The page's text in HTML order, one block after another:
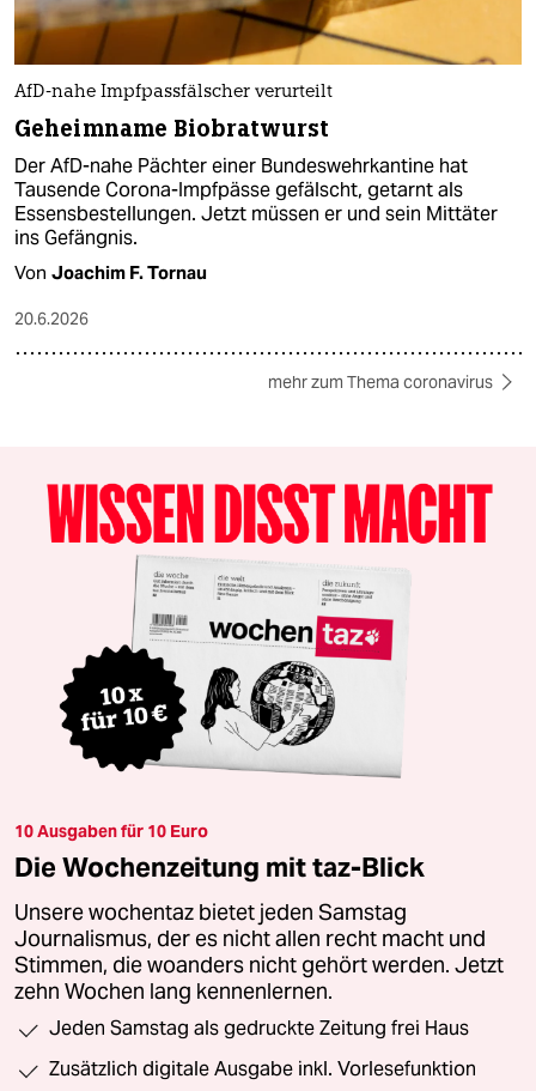
AfD-nahe Impfpassfälscher verurteilt
Geheimname Biobratwurst
Der AfD-nahe Pächter einer Bundeswehrkantine hat
Tausende Corona-Impfpässe gefälscht, getarnt als
Essensbestellungen. Jetzt müssen er und sein Mittäter
ins Gefängnis.
Von Joachim F. Tornau
20.6.2026
mehr zum Thema coronavirus
10 Ausgaben für 10 Euro
Die Wochenzeitung mit taz-Blick
Unsere wochentaz bietet jeden Samstag
Journalismus, der es nicht allen recht macht und
Stimmen, die woanders nicht gehört werden. Jetzt
zehn Wochen lang kennenlernen.
Jeden Samstag als gedruckte Zeitung frei Haus
Zusätzlich digitale Ausgabe inkl. Vorlesefunktion